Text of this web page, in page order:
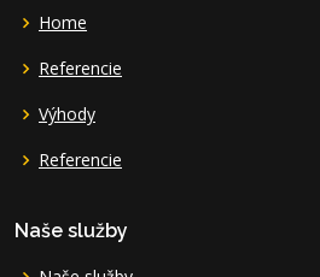
Home
Referencie
Výhody
Referencie
Naše služby